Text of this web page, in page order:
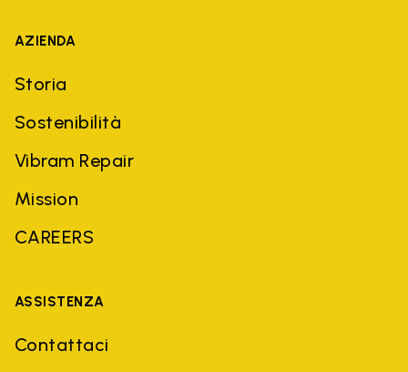
AZIENDA
Storia
Sostenibilità
Vibram Repair
Mission
CAREERS
ASSISTENZA
Contattaci